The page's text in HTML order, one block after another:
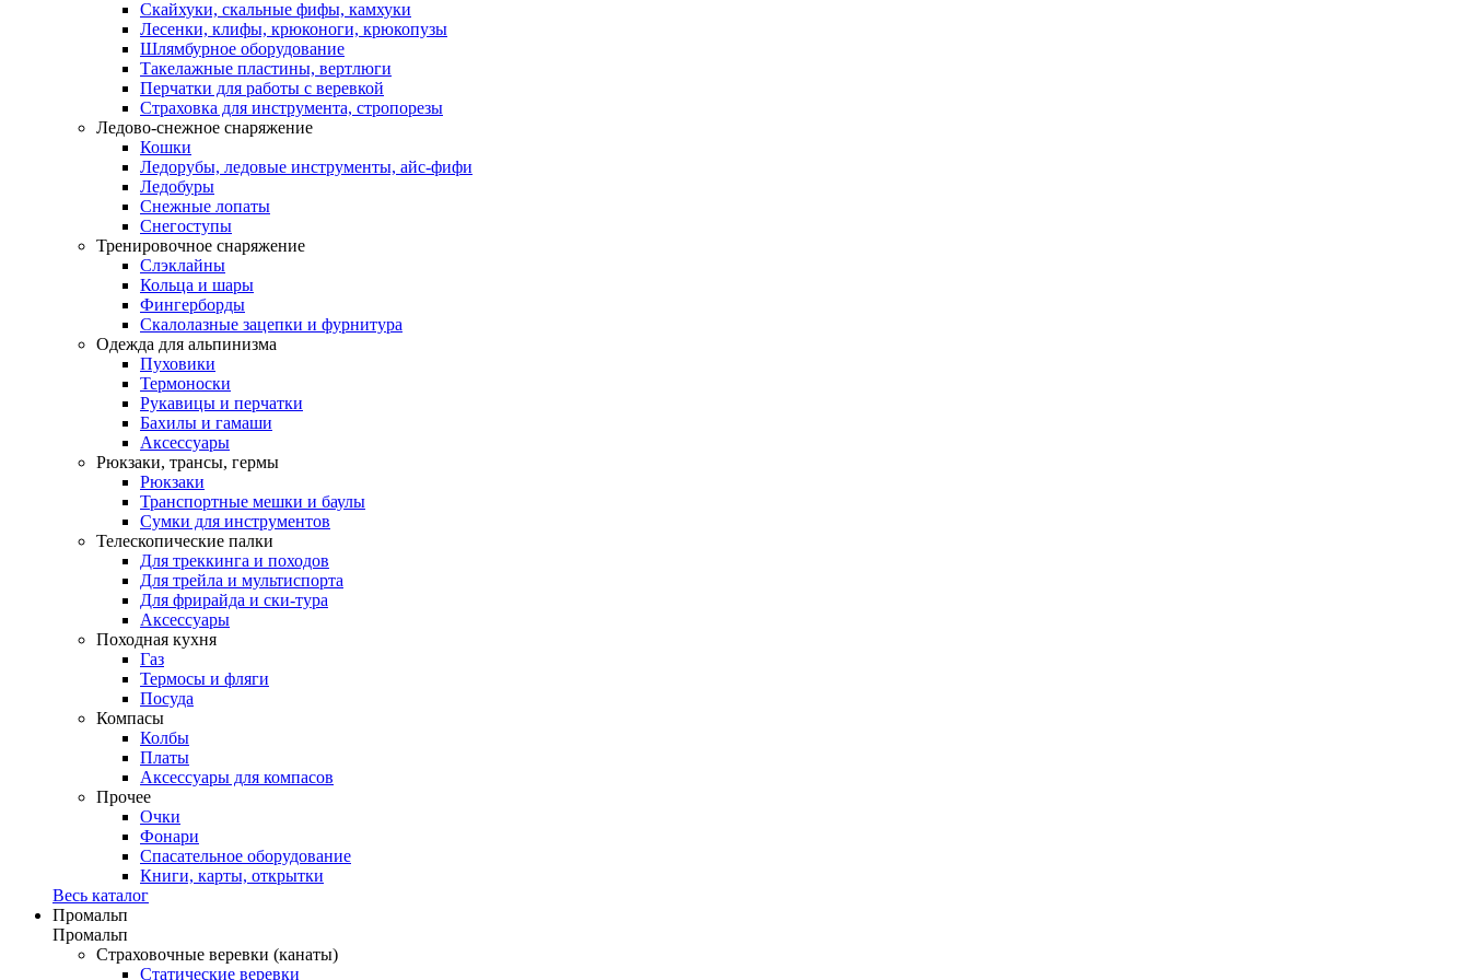
Скайхуки, скальные фифы, камхуки
Лесенки, клифы, крюконоги, крюкопузы
Шлямбурное оборудование
Такелажные пластины, вертлюги
Перчатки для работы с веревкой
Страховка для инструмента, стропорезы
Ледово-снежное снаряжение
Кошки
Ледорубы, ледовые инструменты, айс-фифи
Ледобуры
Снежные лопаты
Снегоступы
Тренировочное снаряжение
Слэклайны
Кольца и шары
Фингерборды
Скалолазные зацепки и фурнитура
Одежда для альпинизма
Пуховики
Термоноски
Рукавицы и перчатки
Бахилы и гамаши
Аксессуары
Рюкзаки, трансы, гермы
Рюкзаки
Транспортные мешки и баулы
Сумки для инструментов
Телескопические палки
Для треккинга и походов
Для трейла и мультиспорта
Для фрирайда и ски-тура
Аксессуары
Походная кухня
Газ
Термосы и фляги
Посуда
Компасы
Колбы
Платы
Аксессуары для компасов
Прочее
Очки
Фонари
Спасательное оборудование
Книги, карты, открытки
Весь каталог
Промальп
Промальп
Страховочные веревки (канаты)
Статические веревки